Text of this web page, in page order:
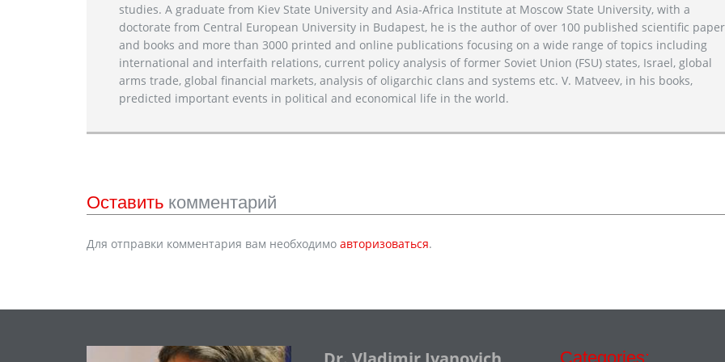
studies. A graduate from Kiev State University and Asia-Africa Institute at Moscow State University, with a
doctorate from Central European University in Budapest, he is the author of over 100 published scientific
and books and more than 3000 printed and online publications focusing on a wide range of topics including
international and interfaith relations, current policy analysis of former Soviet Union (FSU) states, Israel, global
arms trade, global financial markets, analysis of oligarchic clans and systems etc. V. Matveev, in his books,
predicted important events in political and economical life in the world.
Оставить комментарий
Для отправки комментария вам необходимо авторизоваться.
Categories: